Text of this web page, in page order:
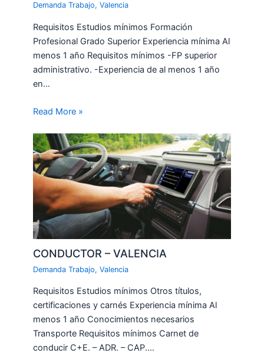
Demanda Trabajo,Valencia
Requisitos Estudios mínimos Formación
Profesional Grado Superior Experiencia mínima Al
menos 1 año Requisitos mínimos -FP superior
administrativo. -Experiencia de al menos 1 año
en…
Read More »
CONDUCTOR – VALENCIA
Demanda Trabajo,Valencia
Requisitos Estudios mínimos Otros títulos,
certificaciones y carnés Experiencia mínima Al
menos 1 año Conocimientos necesarios
Transporte Requisitos mínimos Carnet de
conducir C+E. – ADR. – CAP.…